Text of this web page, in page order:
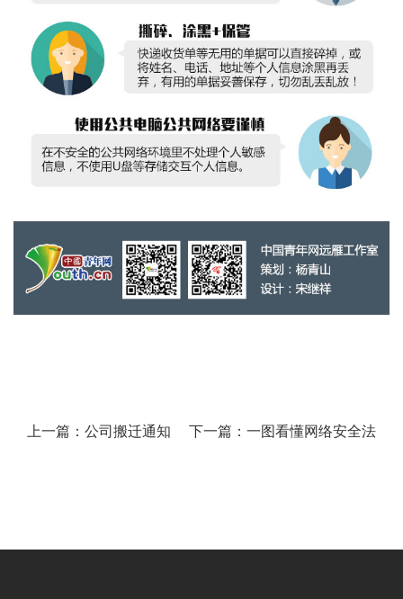
上一篇：公司搬迁通知 下一篇：一图看懂网络安全法